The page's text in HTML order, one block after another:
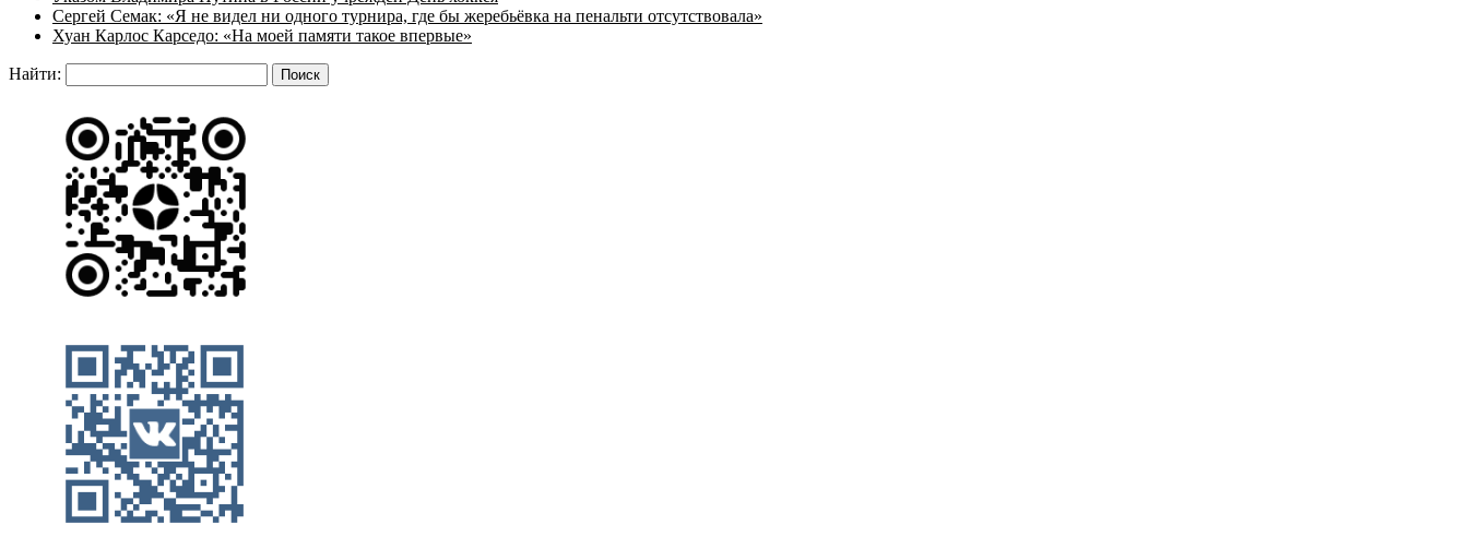
Сергей Семак: «Я не видел ни одного турнира, где бы жеребьёвка на пенальти отсутствовала»
Хуан Карлос Карседо: «На моей памяти такое впервые»
Найти: